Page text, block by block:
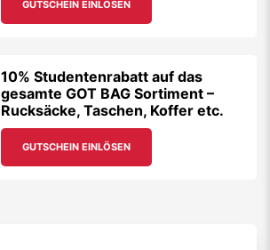
GUTSCHEIN EINLÖSEN
10% Studentenrabatt auf das
gesamte GOT BAG Sortiment –
Rucksäcke, Taschen, Koffer etc.
GUTSCHEIN EINLÖSEN